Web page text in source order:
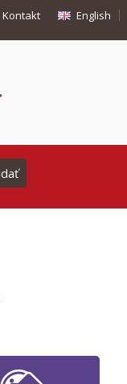
Kontakt English